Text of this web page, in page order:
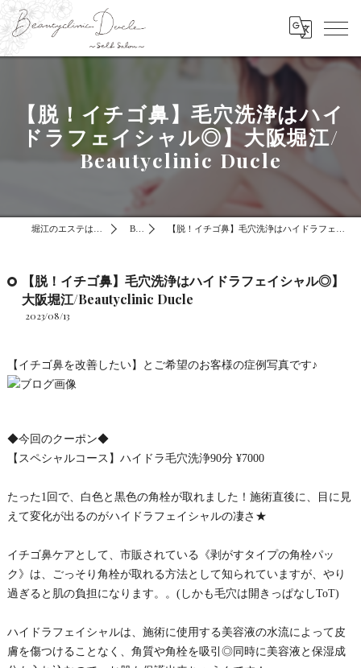
【脱！イチゴ鼻】毛穴洗浄はハイ
ドラフェイシャル◎】大阪堀江/
Beautyclinic Ducle
BLOG 【脱！イチゴ鼻】毛穴洗浄はハイドラフェイシャル◎】大阪堀江/Beautyclinic Ducle
【脱！イチゴ鼻】毛穴洗浄はハイドラフェイシャル◎】
大阪堀江/Beautyclinic Ducle
2023/08/13
【イチゴ鼻を改善したい】とご希望のお客様の症例写真です♪
◆今回のクーポン◆
【スペシャルコース】ハイドラ毛穴洗浄90分 ¥7000
たった1回で、白色と黒色の角栓が取れました！施術直後に、目に見
えて変化が出るのがハイドラフェイシャルの凄さ★
イチゴ鼻ケアとして、市販されている《剥がすタイプの角栓パッ
ク》は、ごっそり角栓が取れる方法として知られていますが、やり
過ぎると肌の負担になります。。(しかも毛穴は開きっぱなしToT)
ハイドラフェイシャルは、施術に使用する美容液の水流によって皮
膚を傷つけることなく、角質や角栓を吸引◎同時に美容液と保湿成